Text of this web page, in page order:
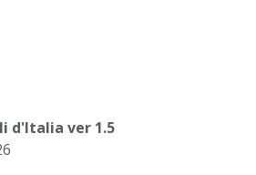
d'Italia ver 1.5